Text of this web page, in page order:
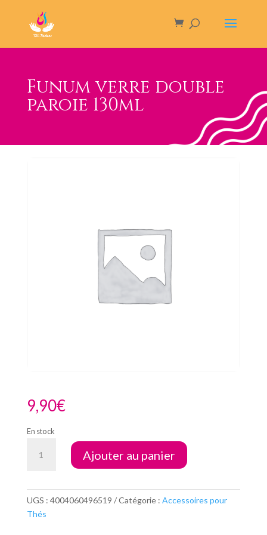
Funum verre double
paroie 130ml
9,90€
En stock
paroie
130ml
Ajouter au panier
UGS : 4004060496519 Catégorie : Accessoires pour
Thés